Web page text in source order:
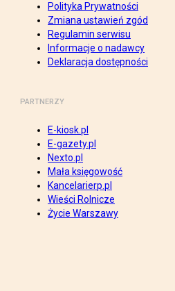
Polityka Prywatności
Zmiana ustawień zgód
Regulamin serwisu
Informacje o nadawcy
Deklaracja dostępności
PARTNERZY
E-kiosk.pl
E-gazety.pl
Nexto.pl
Mała księgowość
Kancelarierp.pl
Wieści Rolnicze
Życie Warszawy